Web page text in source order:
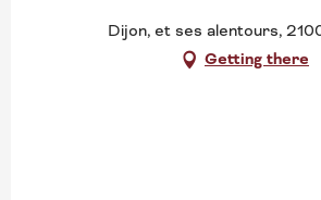
Dijon, et ses alentours,
Getting there